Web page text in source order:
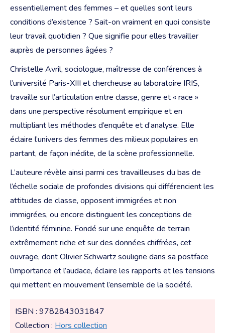
essentiellement des femmes – et quelles sont leurs
conditions d’existence ? Sait-on vraiment en quoi consiste
leur travail quotidien ? Que signifie pour elles travailler
auprès de personnes âgées ?
Christelle Avril, sociologue, maîtresse de conférences à
l’université Paris-XIII et chercheuse au laboratoire IRIS,
travaille sur l’articulation entre classe, genre et « race »
dans une perspective résolument empirique et en
multipliant les méthodes d’enquête et d’analyse. Elle
éclaire l’univers des femmes des milieux populaires en
partant, de façon inédite, de la scène professionnelle.
L’auteure révèle ainsi parmi ces travailleuses du bas de
l’échelle sociale de profondes divisions qui différencient les
attitudes de classe, opposent immigrées et non
immigrées, ou encore distinguent les conceptions de
l’identité féminine. Fondé sur une enquête de terrain
extrêmement riche et sur des données chiffrées, cet
ouvrage, dont Olivier Schwartz souligne dans sa postface
l’importance et l’audace, éclaire les rapports et les tensions
qui mettent en mouvement l’ensemble de la société.
ISBN : 9782843031847
Collection : Hors collection